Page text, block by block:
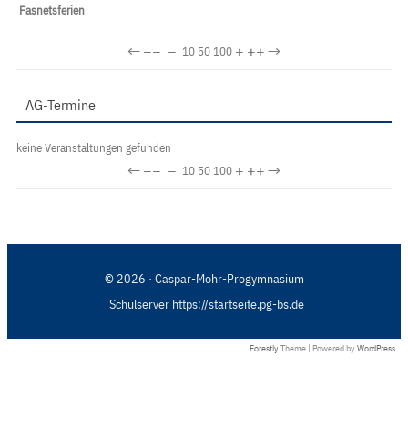
Fasnetsferien
←−− − 10 50100 + ++→
AG-Termine
keine Veranstaltungen gefunden
←−− − 10 50100 + ++→
© 2026 · Caspar-Mohr-Progymnasium
Schulserver https://startseite.pg-bs.de
Forestly Theme | Powered by WordPress